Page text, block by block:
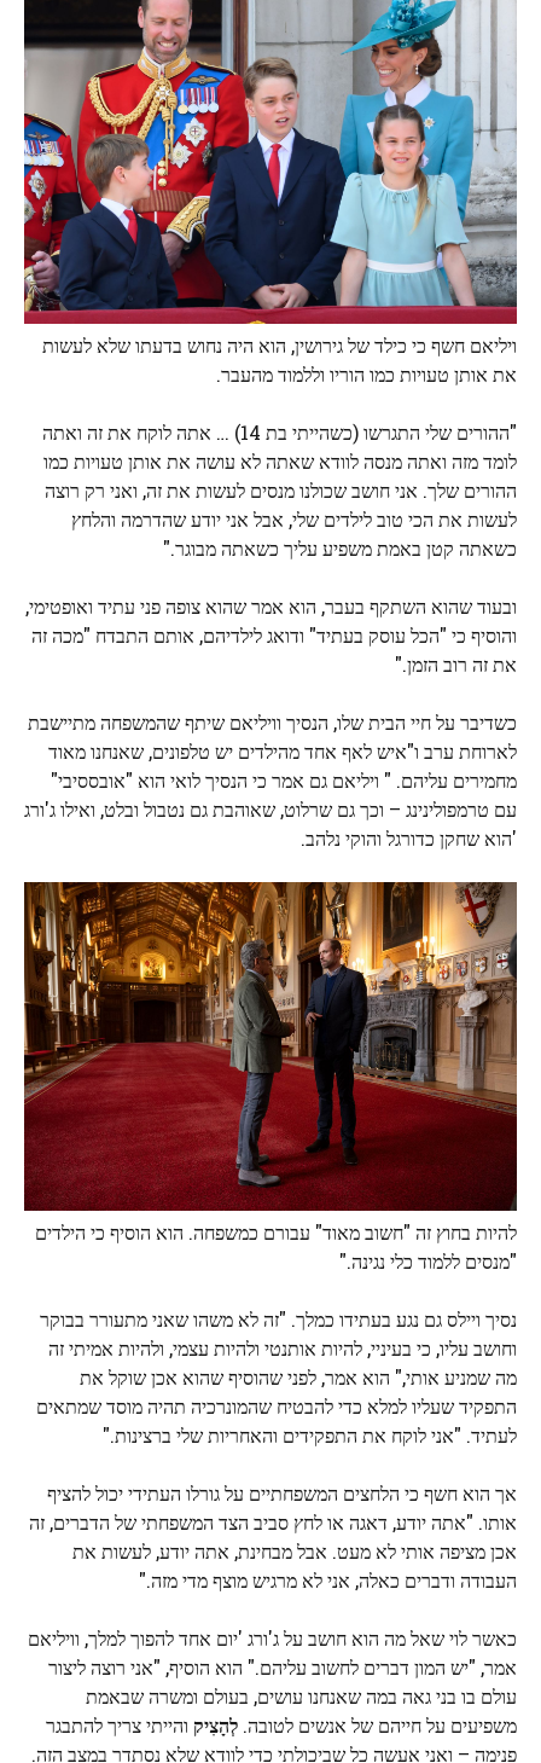
ויליאם חשף כי כילד של גירושין, הוא היה נחוש בדעתו שלא לעשות
את אותן טעויות כמו הוריו וללמוד מהעבר.
"ההורים שלי התגרשו (כשהייתי בת 14) … אתה לוקח את זה ואתה
לומד מזה ואתה מנסה לוודא שאתה לא עושה את אותן טעויות כמו
ההורים שלך. אני חושב שכולנו מנסים לעשות את זה, ואני רק רוצה
לעשות את הכי טוב לילדים שלי, אבל אני יודע שהדרמה והלחץ
כשאתה קטן באמת משפיע עליך כשאתה מבוגר."
ובעוד שהוא השתקף בעבר, הוא אמר שהוא צופה פני עתיד ואופטימי,
והוסיף כי "הכל עוסק בעתיד" ודואג לילדיהם, אותם התבדח "מכה זה
את זה רוב הזמן."
כשדיבר על חיי הבית שלו, הנסיך וויליאם שיתף שהמשפחה מתיישבת
לארוחת ערב ו"איש לאף אחד מהילדים יש טלפונים, שאנחנו מאוד
מחמירים עליהם. " ויליאם גם אמר כי הנסיך לואי הוא "אובססיבי"
עם טרמפולינינג – וכך גם שרלוט, שאוהבת גם נטבול ובלט, ואילו ג'ורג
'הוא שחקן כדורגל והוקי נלהב.
להיות בחוץ זה "חשוב מאוד" עבורם כמשפחה. הוא הוסיף כי הילדים
"מנסים ללמוד כלי נגינה."
נסיך ויילס גם נגע בעתידו כמלך. "זה לא משהו שאני מתעורר בבוקר
וחושב עליו, כי בעיניי, להיות אותנטי ולהיות עצמי, ולהיות אמיתי זה
מה שמניע אותי," הוא אמר, לפני שהוסיף שהוא אכן שוקל את
התפקיד שעליו למלא כדי להבטיח שהמונרכיה תהיה מוסד שמתאים
לעתיד. "אני לוקח את התפקידים והאחריות שלי ברצינות."
אך הוא חשף כי הלחצים המשפחתיים על גורלו העתידי יכול להציף
אותו. "אתה יודע, דאגה או לחץ סביב הצד המשפחתי של הדברים, זה
אכן מציפה אותי לא מעט. אבל מבחינת, אתה יודע, לעשות את
העבודה ודברים כאלה, אני לא מרגיש מוצף מדי מזה."
כאשר לוי שאל מה הוא חושב על ג'ורג 'יום אחד להפוך למלך, וויליאם
אמר, "יש המון דברים לחשוב עליהם." הוא הוסיף, "אני רוצה ליצור
עולם בו בני גאה במה שאנחנו עושים, בעולם ומשרה שבאמת
משפיעים על חייהם של אנשים לטובה. לְהָצִיק והייתי צריך להתבגר
פנימה – ואני אעשה כל שביכולתי כדי לוודא שלא נסתדר במצב הזה.